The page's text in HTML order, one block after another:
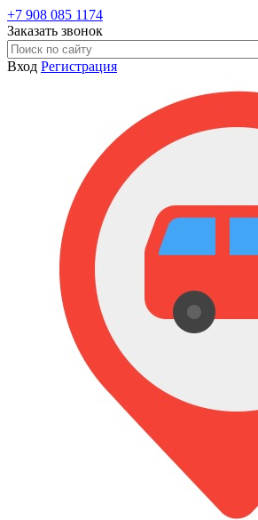
+7 908 085 1174
Заказать звонок
Вход Регистрация